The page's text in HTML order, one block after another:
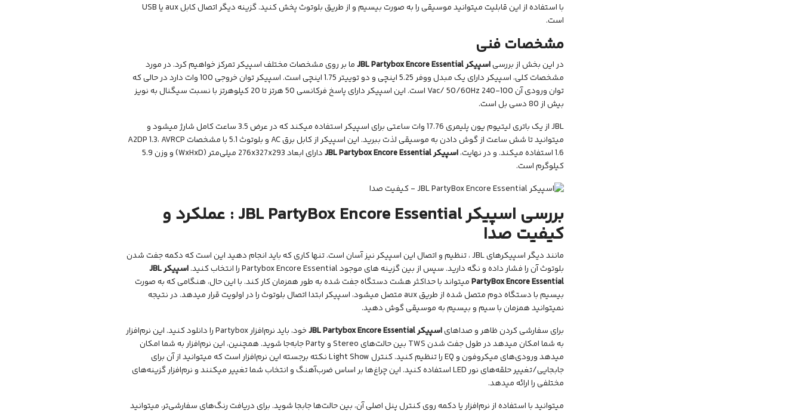
با استفاده از این قابلیت میتوانید موسیقی را به صورت بیسیم و از طریق بلوتوث پخش کنید. گزینه دیگر اتصال کابل aux یا USB
است.
مشخصات فنی
در این بخش از بررسیاسپیکرJBL Partybox Encore Essentialما بر روی مشخصات مختلف اسپیکر تمرکز خواهیم کرد. در مورد
مشخصات کلی، اسپیکر دارای یک مبدل ووفر 5.25 اینچی و دو توییتر 1.75 اینچی است. اسپیکر توان خروجی 100 وات دارد در حالی که
توان ورودی آن 100-240 Vac/ 50/60Hz است. این اسپیکر دارای پاسخ فرکانسی 50 هرتز تا 20 کیلوهرتز با نسبت سیگنال به نویز
بیش از 80 دسی بل است.
JBL از یک باتری لیتیوم یون پلیمری 17.76 وات ساعتی برای اسپیکر استفاده میکند که در عرض 3.5 ساعت کامل شارژ میشود و
میتوانید تا شش ساعت از گوش دادن به موسیقی لذت ببرید. این اسپیکر از کابل برق AC و بلوتوث 5.1 با مشخصات A2DP 1.3، AVRCP
1.6 استفاده میکند. و در نهایت،
اسپیکرJBL Partybox Encore Essential
دارای ابعاد 276x327x293 میلی‌متر (WxHxD) و وزن 5.9
کیلوگرم است.
بررسی اسپیکر JBLPartyBox Encore Essential : عملکرد و
کیفیت صدا
مانند دیگر اسپیکر‌های JBL ، تنظیم و اتصال این اسپیکرنیز آسان است. تنها کاری که باید انجام دهید این است که دکمه جفت شدن
بلوتوث آن را فشار داده و نگه دارید. سپس از بین گزینه های موجود Partybox Encore Essential را انتخاب کنید.
اسپیکرJBL
PartyBox Encore Essentialمیتواند با حداکثر هشت دستگاه جفت شده به طور همزمان کار کند. با این حال، هنگامی که به صورت
بیسیم با دستگاه دوم متصل شده از طریق aux متصل میشود، اسپیکر ابتدا اتصال بلوتوث را در اولویت قرار میدهد. در نتیجه
نمیتوانید همزمان با سیم و بیسیم به موسیقی گوش دهید.
برای سفارشی کردن ظاهر و صداهایاسپیکرJBL Partybox Encore Essential
خود، باید نرم‌افزار Partybox را دانلود کنید. این نرم‌افزار
به شما امکان میدهد در طول جفت شدن TWS بین حالت‌های Stereo و Party جابه‌جا شوید. همچنین، این نرم‌افزار به شما امکان
میدهد ورودی‌های میکروفون و EQ را تنظیم کنید. کنترل Light Show نکته برجسته این نرم‌افزار است که میتوانید از آن برای
جابجایی/تغییر حلقه‌های نور LED استفاده کنید. این چراغ‌ها بر اساس ضرب‌آهنگ و انتخاب شما تغییر میکنند و نرم‌افزار گزینه‌های
مختلفی را ارائه میدهد.
میتوانید با استفاده از نرم‌افزار یا دکمه روی کنترل پنل اصلی آن، بین حالت‌ها جابجا شوید. برای دریافت رنگ‌های سفارشی‌تر، میتوانید